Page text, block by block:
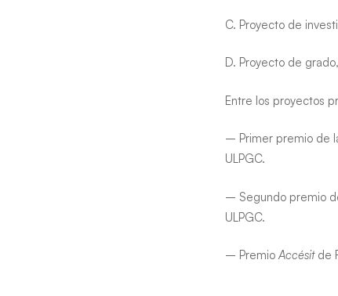
C. Proyecto de
D. Proyecto de
Entre los proyectos
– Primer premio de
ULPGC.
– Segundo premio
ULPGC.
– Premio Accésitde